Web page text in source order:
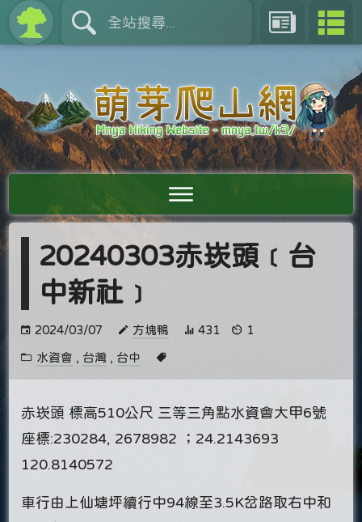
20240303赤崁頭﹝台
中新社﹞
2024/03/07 方塊鴨 431 1
水資會 , 台灣 , 台中
赤崁頭 標高510公尺 三等三角點水資會大甲6號
座標:230284, 2678982 ；24.2143693
120.8140572
車行由上仙塘坪續行中94線至3.5K岔路取右中和